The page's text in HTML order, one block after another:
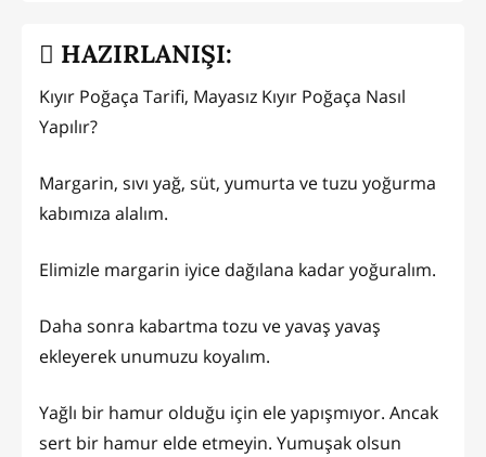
HAZIRLANIŞI:
Kıyır Poğaça Tarifi, Mayasız Kıyır Poğaça Nasıl
Yapılır?
Margarin, sıvı yağ, süt, yumurta ve tuzu yoğurma
kabımıza alalım.
Elimizle margarin iyice dağılana kadar yoğuralım.
Daha sonra kabartma tozu ve yavaş yavaş
ekleyerek unumuzu koyalım.
Yağlı bir hamur olduğu için ele yapışmıyor. Ancak
sert bir hamur elde etmeyin. Yumuşak olsun